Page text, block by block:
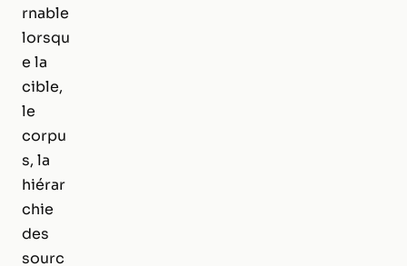
rnable
lorsqu
e la
cible,
le
corpu
s, la
hiérar
chie
des
sourc